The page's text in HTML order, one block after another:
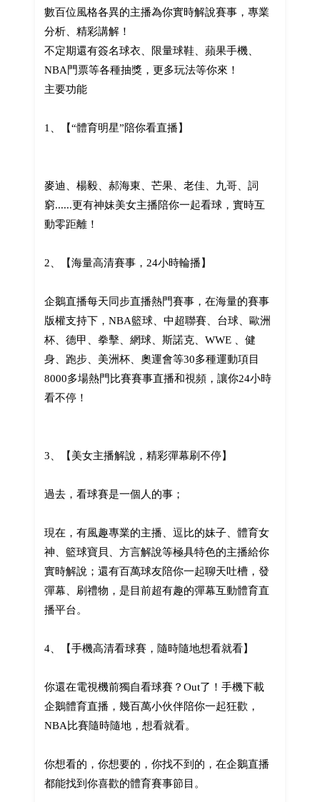
數百位風格各異的主播為你實時解說賽事，專業
分析、精彩講解！
不定期還有簽名球衣、限量球鞋、蘋果手機、
NBA門票等各種抽獎，更多玩法等你來！
主要功能
1、【“體育明星”陪你看直播】
麥迪、楊毅、郝海東、芒果、老佳、九哥、詞
窮......更有神妹美女主播陪你一起看球，實時互
動零距離！
2、【海量高清賽事，24小時輪播】
企鵝直播每天同步直播熱門賽事，在海量的賽事
版權支持下，NBA籃球、中超聯賽、台球、歐洲
杯、德甲、拳擊、網球、斯諾克、WWE 、健
身、跑步、美洲杯、奧運會等30多種運動項目
8000多場熱門比賽賽事直播和視頻，讓你24小時
看不停！
3、【美女主播解說，精彩彈幕刷不停】
過去，看球賽是一個人的事；
現在，有風趣專業的主播、逗比的妹子、體育女
神、籃球寶貝、方言解說等極具特色的主播給你
實時解說；還有百萬球友陪你一起聊天吐槽，發
彈幕、刷禮物，是目前超有趣的彈幕互動體育直
播平台。
4、【手機高清看球賽，隨時隨地想看就看】
你還在電視機前獨自看球賽？Out了！手機下載
企鵝體育直播，幾百萬小伙伴陪你一起狂歡，
NBA比賽隨時隨地，想看就看。
你想看的，你想要的，你找不到的，在企鵝直播
都能找到你喜歡的體育賽事節目。